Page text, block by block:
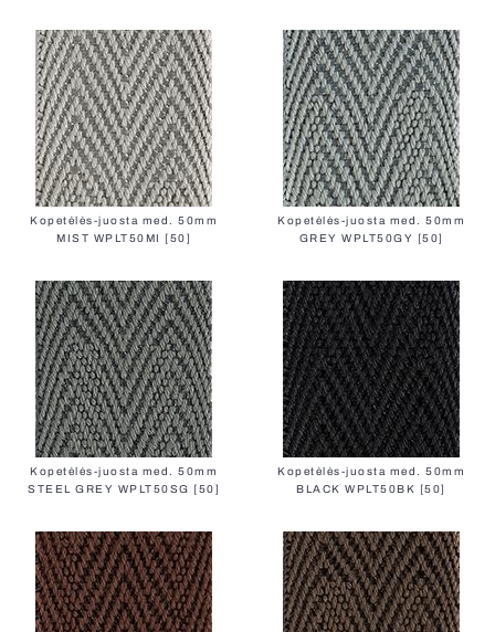
Kopetėlės-juosta med. 50mm
MIST WPLT50MI [50]
Kopetėlės-juosta med. 50mm
GREY WPLT50GY [50]
Kopetėlės-juosta med. 50mm
STEEL GREY WPLT50SG [50]
Kopetėlės-juosta med. 50mm
BLACK WPLT50BK [50]